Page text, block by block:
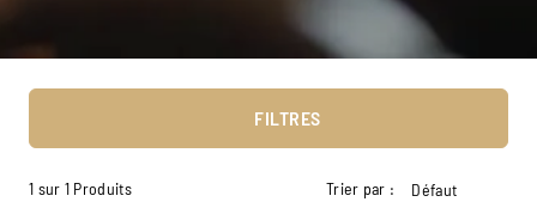
FILTRES
1 sur 1 Produits Trier par : Défaut